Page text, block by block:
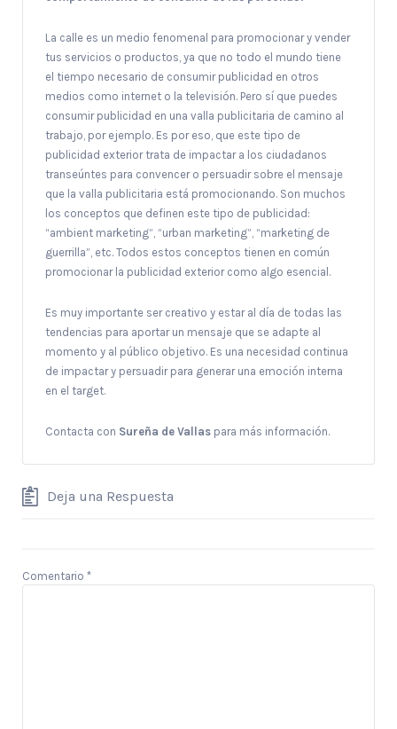
La calle es un medio fenomenal para promocionar y vender
tus servicios o productos, ya que no todo el mundo tiene
el tiempo necesario de consumir publicidad en otros
medios como internet o la televisión. Pero sí que puedes
consumir publicidad en una valla publicitaria de camino al
trabajo, por ejemplo. Es por eso, que este tipo de
publicidad exterior trata de impactar a los ciudadanos
transeúntes para convencer o persuadir sobre el mensaje
que la valla publicitaria está promocionando. Son muchos
los conceptos que definen este tipo de publicidad:
“ambient marketing”, “urban marketing”, “marketing de
guerrilla”, etc. Todos estos conceptos tienen en común
promocionar la publicidad exterior como algo esencial.
Es muy importante ser creativo y estar al día de todas las
tendencias para aportar un mensaje que se adapte al
momento y al público objetivo. Es una necesidad continua
de impactar y persuadir para generar una emoción interna
en el target.
Contacta con Sureña de Vallas para más información.
Deja una Respuesta
Comentario *